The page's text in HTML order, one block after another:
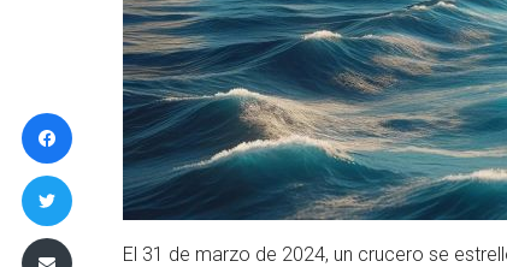
El 31 de marzo de 2024, un crucero se